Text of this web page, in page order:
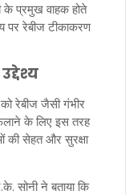
के प्रमुख वाहक होते
रेबीज टीकाकरण
रेबीज जैसी गंभीर
के लिए इस तरह
की सेहत और सुरक्षा
सोनी ने बताया कि